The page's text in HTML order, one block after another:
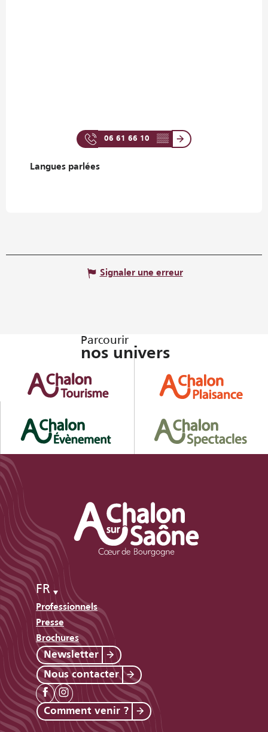
06 61 66 10 ▒▒
Langues parlées
Langues parlées
Signaler une erreur
Parcourir
nos univers
FR
Professionnels
Presse
Brochures
Newsletter
Nous contacter
Comment venir ?